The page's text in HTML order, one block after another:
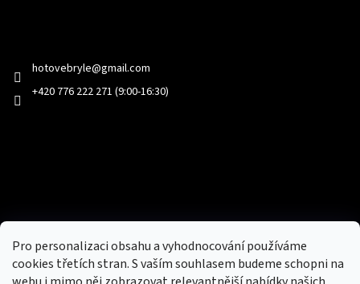
Pro personalizaci obsahu a vyhodnocování používáme
cookies třetích stran. S vaším souhlasem budeme schopni na
hotovebryle@gmail.com
+420 776 222 271 (9:00-16:30)